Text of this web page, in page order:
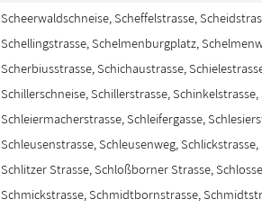
Scheerwaldschneise, Scheffelstrasse,
Schellingstrasse, Schelmenburgplatz,
Scherbiusstrasse, Schichaustrasse,
Schillerschneise, Schillerstrasse,
Schleiermacherstrasse, Schleifergasse,
Schleusenstrasse, Schleusenweg,
Schlitzer Strasse, Schloßborner Strasse,
Schmickstrasse, Schmidtbornstrasse,